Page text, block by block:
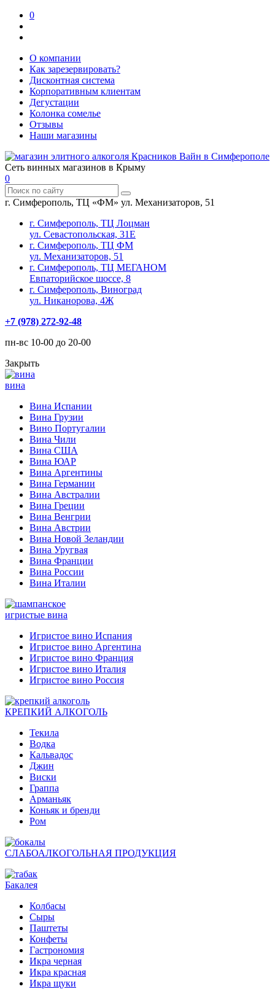
0
О компании
Как зарезервировать?
Дисконтная система
Корпоративным клиентам
Дегустации
Колонка сомелье
Отзывы
Наши магазины
Сеть винных магазинов в Крыму
0
г. Симферополь, ТЦ «ФМ» ул. Механизаторов, 51
г. Симферополь, ТЦ Лоцман
ул. Севастопольская, 31Е
г. Симферополь, ТЦ ФМ
ул. Механизаторов, 51
г. Симферополь, ТЦ МЕГАНОМ
Евпаторийское шоссе, 8
г. Симферополь, Виноград
ул. Никанорова, 4Ж
+7 (978) 272-92-48
пн-вс 10-00 до 20-00
Закрыть
вина
Вина Испании
Вина Грузии
Вино Португалии
Вина Чили
Вина США
Вина ЮАР
Вина Аргентины
Вина Германии
Вина Австралии
Вина Греции
Вина Венгрии
Вина Австрии
Вина Новой Зеландии
Вина Уругвая
Вина Франции
Вина России
Вина Италии
игристые вина
Игристое вино Испания
Игристое вино Аргентина
Игристое вино Франция
Игристое вино Италия
Игристое вино Россия
КРЕПКИЙ АЛКОГОЛЬ
Текила
Водка
Кальвадос
Джин
Виски
Граппа
Арманьяк
Коньяк и бренди
Ром
СЛАБОАЛКОГОЛЬНАЯ ПРОДУКЦИЯ
Бакалея
Колбасы
Сыры
Паштеты
Конфеты
Гастрономия
Икра черная
Икра красная
Икра щуки